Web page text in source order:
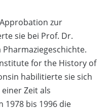
zur
sie bei Prof. Dr.
for the History of
habilitierte sie sich
Zeit als
1978 bis 1996 die